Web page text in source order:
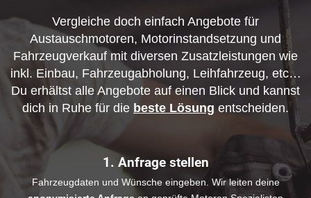
Vergleiche doch einfach Angebote für
Austauschmotoren, Motorinstandsetzung und
Fahrzeugverkauf mit diversen Zusatzleistungen wie
inkl. Einbau, Fahrzeugabholung, Leihfahrzeug, etc…
Du erhältst alle Angebote auf einen Blick und kannst
dich in Ruhe für die beste Lösungentscheiden.
1. Anfrage stellen
Fahrzeugdaten und Wünsche eingeben. Wir leiten deine